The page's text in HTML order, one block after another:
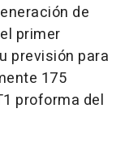
de
primer
previsión para
175
proforma del